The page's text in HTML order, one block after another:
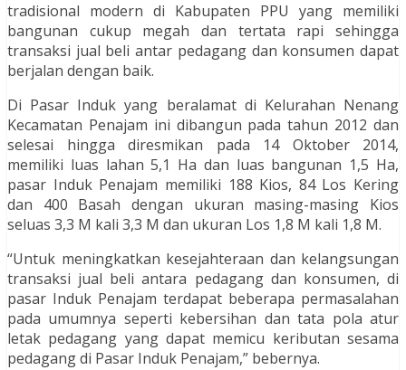
tradisional modern di Kabupaten PPU yang memiliki
bangunan cukup megah dan tertata rapi sehingga
transaksi jual beli antar pedagang dan konsumen dapat
berjalan dengan baik.
Di Pasar Induk yang beralamat di Kelurahan Nenang
Kecamatan Penajam ini dibangun pada tahun 2012 dan
selesai hingga diresmikan pada 14 Oktober 2014,
memiliki luas lahan 5,1 Ha dan luas bangunan 1,5 Ha,
pasar Induk Penajam memiliki 188 Kios, 84 Los Kering
dan 400 Basah dengan ukuran masing-masing Kios
seluas 3,3 M kali 3,3 M dan ukuran Los 1,8 M kali 1,8 M.
“Untuk meningkatkan kesejahteraan dan kelangsungan
transaksi jual beli antara pedagang dan konsumen, di
pasar Induk Penajam terdapat beberapa permasalahan
pada umumnya seperti kebersihan dan tata pola atur
letak pedagang yang dapat memicu keributan sesama
pedagang di Pasar Induk Penajam,” bebernya.